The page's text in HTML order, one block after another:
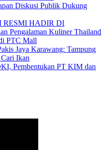
Diskusi Publik Dukung
RESMI HADIR DI
Pengalaman Kuliner Thailand
PTC Mall
Jaya Karawang: Tampung
Ikan
Pembentukan PT KIM dan